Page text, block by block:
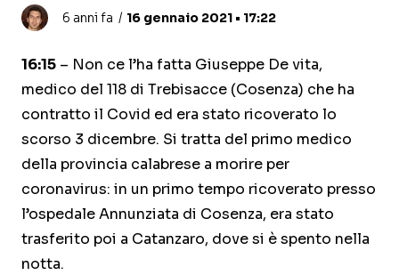
6 anni fa 16 gennaio 2021 • 17:22
16:15 – Non ce l’ha fatta Giuseppe De vita,
medico del 118 di Trebisacce (Cosenza) che ha
contratto il Covid ed era stato ricoverato lo
scorso 3 dicembre. Si tratta del primo medico
della provincia calabrese a morire per
coronavirus: in un primo tempo ricoverato presso
l’ospedale Annunziata di Cosenza, era stato
trasferito poi a Catanzaro, dove si è spento nella
notta.